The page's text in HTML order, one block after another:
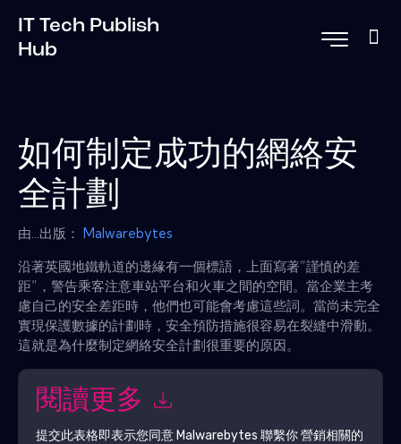
IT Tech Publish
Hub
如何制定成功的網絡安
全計劃
由...出版： Malwarebytes
沿著英國地鐵軌道的邊緣有一個標語，上面寫著“謹慎的差
距”，警告乘客注意車站平台和火車之間的空間。當企業主考
慮自己的安全差距時，他們也可能會考慮這些詞。當尚未完全
實現保護數據的計劃時，安全預防措施很容易在裂縫中滑動。
這就是為什麼制定網絡安全計劃很重要的原因。
閱讀更多
提交此表格即表示您同意 Malwarebytes 聯繫你 營銷相關的